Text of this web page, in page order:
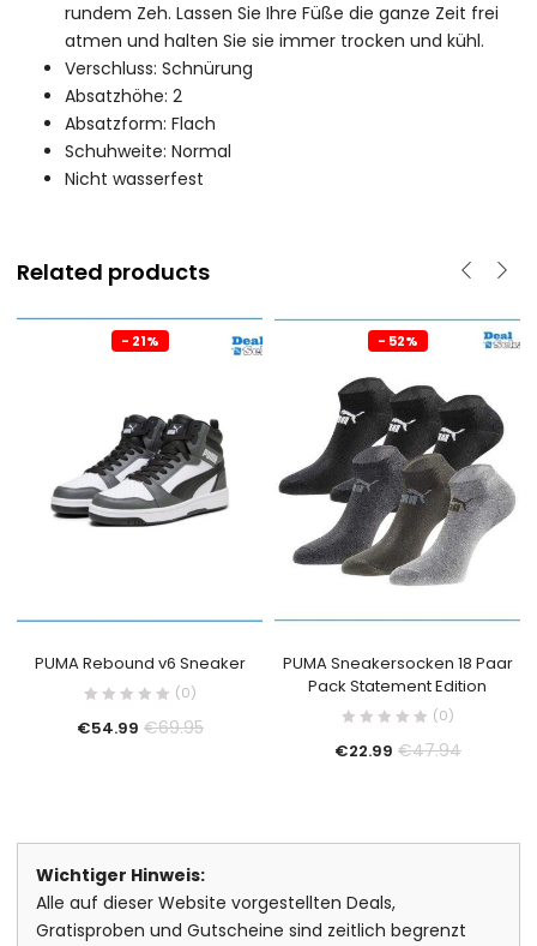
rundem Zeh. Lassen Sie Ihre Füße die ganze Zeit frei
atmen und halten Sie sie immer trocken und kühl.
Verschluss: Schnürung
Absatzhöhe: 2
Absatzform: Flach
Schuhweite: Normal
Nicht wasserfest
Related products
- 21%
PUMA Rebound v6 Sneaker
(0)
€54.99 €69.95
- 52%
PUMA Sneakersocken 18 Paar
Pack Statement Edition
(0)
€22.99 €47.94
Wichtiger Hinweis:
Alle auf dieser Website vorgestellten Deals,
Gratisproben und Gutscheine sind zeitlich begrenzt